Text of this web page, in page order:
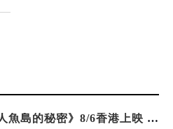
《劇場版CHiiKAWA人魚島的秘密》8/6香港上映 天星小輪變身吉伊卡哇主題渡輪乘風啟航